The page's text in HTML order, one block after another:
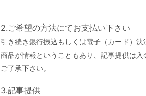
2.ご希望の方法にてお支払い下さい
引き続き銀行振込もしくは電子（カード）決
商品が情報ということもあり、記事提供は入
ご了承下さい。
3.記事提供